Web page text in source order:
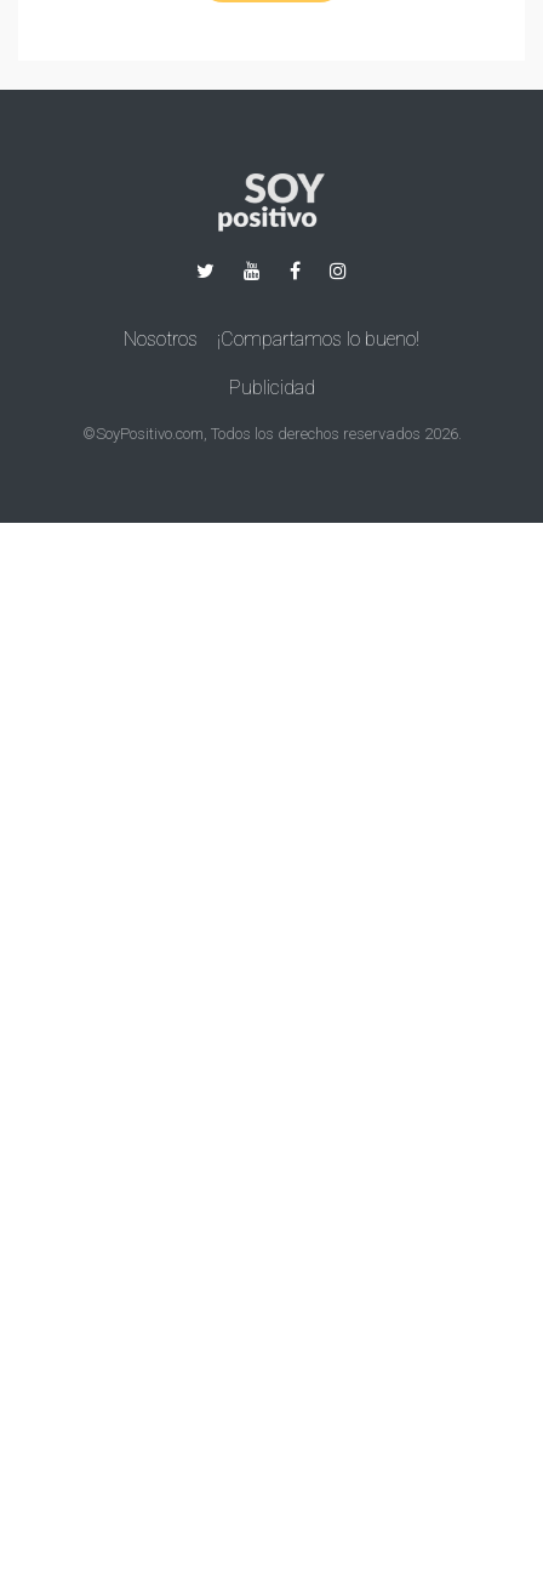
Nosotros ¡Compartamos lo bueno!
Publicidad
©SoyPositivo.com, Todos los derechos reservados 2026.